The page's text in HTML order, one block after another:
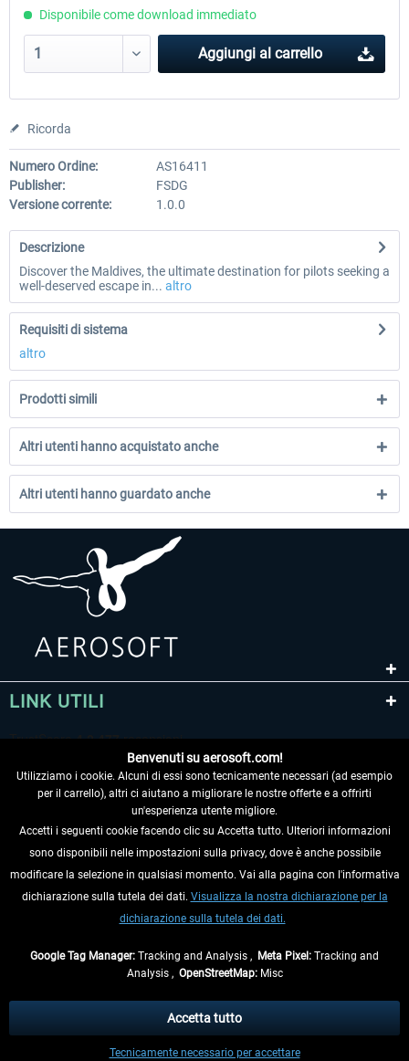
Disponibile come download immediato
Aggiungi al carrello
Ricorda
Numero Ordine:
AS16411
Publisher:
FSDG
Versione corrente:
1.0.0
Descrizione
Discover the Maldives, the ultimate destination for pilots seeking a
well-deserved escape in... altro
Requisiti di sistema
altro
Prodotti simili
Altri utenti hanno acquistato anche
Altri utenti hanno guardato anche
LINK UTILI
RECEDERE DAL CONTRATTO
INFORMAZIONI
eventualmente le spese di spedizione, se non diversamente descritto.
** Riguarda le spedizioni al di fuori della Germania, i tempi di consegna per le
Benvenuti su aerosoft.com!
Utilizziamo i cookie. Alcuni di essi sono tecnicamente necessari (ad esempio
per il carrello), altri ci aiutano a migliorare le nostre offerte e a offrirti
un'esperienza utente migliore.
Accetti i seguenti cookie facendo clic su Accetta tutto. Ulteriori informazioni
sono disponibili nelle impostazioni sulla privacy, dove è anche possibile
modificare la selezione in qualsiasi momento. Vai alla pagina con l'informativa
dichiarazione sulla tutela dei dati. Visualizza la nostra dichiarazione per la
dichiarazione sulla tutela dei dati.
Google Tag Manager: Tracking and Analysis , Meta Pixel: Tracking and
Analysis , OpenStreetMap:Misc
Tecnicamente necessario per accettare
Accetta tutto